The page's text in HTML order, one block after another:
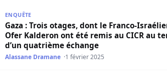
Gaza : Trois otages, dont le Franco-
ENQUÊTE
Gaza : Trois otages, dont le Franco-
Ofer Kalderon ont été remis au CICR au
d’un quatrième échange
Alassane Dramane 1 février 2025